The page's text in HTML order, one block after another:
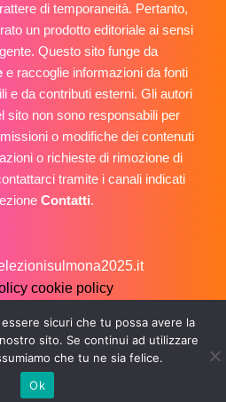
di temporaneità. Pertanto,
un prodotto editoriale ai sensi
Questo sito funge da
e raccoglie informazioni da fonti
e da contributi esterni. Gli autori
sito non sono responsabili per
o modifiche dei contenuti
o richieste di rimozione di
tramite i canali indicati
Contatti.
cookie policy
sicuri che tu possa avere la
sito. Se continui ad utilizzare
che tu ne sia felice.
Ok